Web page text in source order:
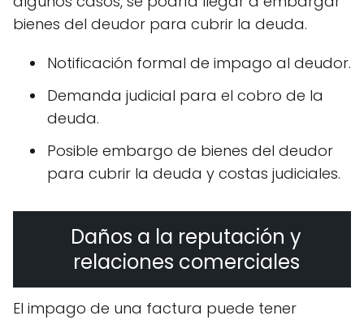
bienes del deudor para cubrir la deuda.
Notificación formal de impago al deudor.
Demanda judicial para el cobro de la
deuda.
Posible embargo de bienes del deudor
para cubrir la deuda y costas judiciales.
Daños a la reputación y
relaciones comerciales
El impago de una factura puede tener